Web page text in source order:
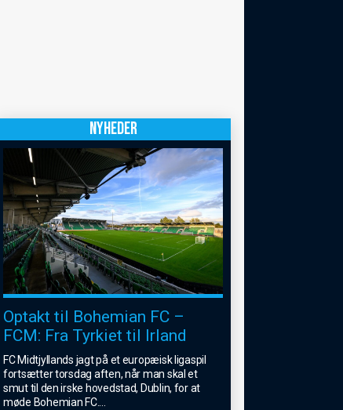
NYHEDER
Optakt til Bohemian FC –
FCM: Fra Tyrkiet til Irland
FC Midtjyllands jagt på et europæisk ligaspil
fortsætter torsdag aften, når man skal et
smut til den irske hovedstad, Dublin, for at
møde Bohemian FC....